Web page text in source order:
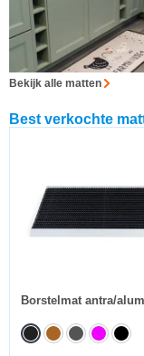
Bekijk alle matten
Best verkochte
Borstelmat antra/